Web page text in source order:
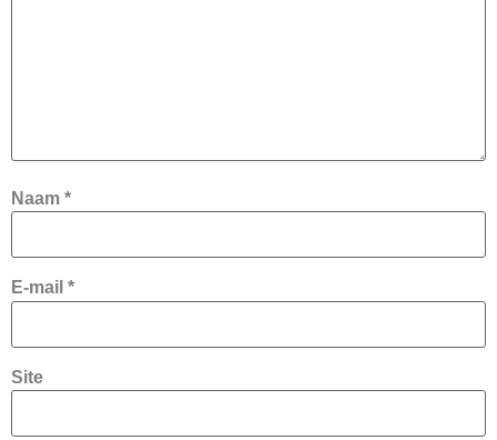
Naam *
E-mail *
Site